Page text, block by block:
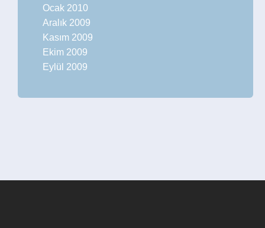
Ocak 2010
Aralık 2009
Kasım 2009
Ekim 2009
Eylül 2009